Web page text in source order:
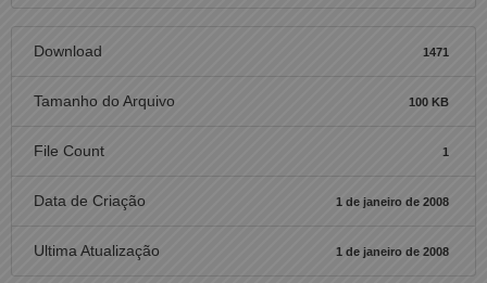
Download 1471
Tamanho do Arquivo 100 KB
File Count 1
Data de Criação 1 de janeiro de 2008
Ultima Atualização 1 de janeiro de 2008